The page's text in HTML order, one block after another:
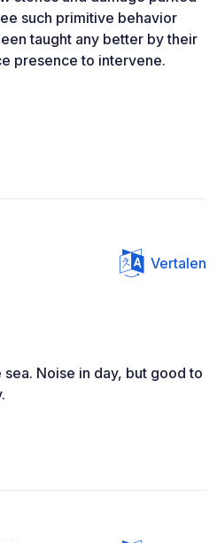
such primitive behavior
taught any better by their
presence to intervene.
Vertalen
Noise in day, but good to